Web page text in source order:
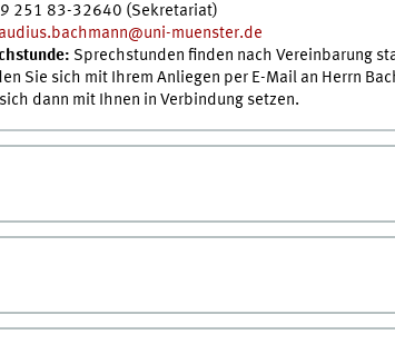
251 83-32640 (Sekretariat)
muenster.de
Sprechstunden finden nach Vereinbarung
Sie sich mit Ihrem Anliegen per E-Mail an Herrn
dann mit Ihnen in Verbindung setzen.